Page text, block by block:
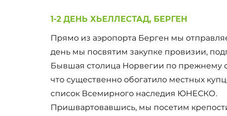
1-2 ДЕНЬ ХЬЕЛЛЕСТАД, БЕРГЕН
Прямо из аэропорта Берген мы
день мы посвятим закупке провизии,
Бывшая столица Норвегии по прежнему
что существенно обогатило местных
список Всемирного наследия ЮНЕСКО.
Пришвартовавшись, мы посетим